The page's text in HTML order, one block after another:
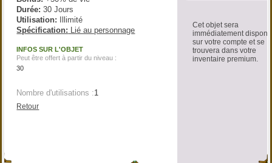
Cet objet sera
immédiatement
sur votre compte et se
trouvera dans votre
inventaire premium.
Durée: 30 Jours
Utilisation: Illimité
Spécification: Lié au personnage
INFOS SUR L'OBJET
Peut être offert à partir du niveau :
30
Nombre d'utilisations :1
Retour